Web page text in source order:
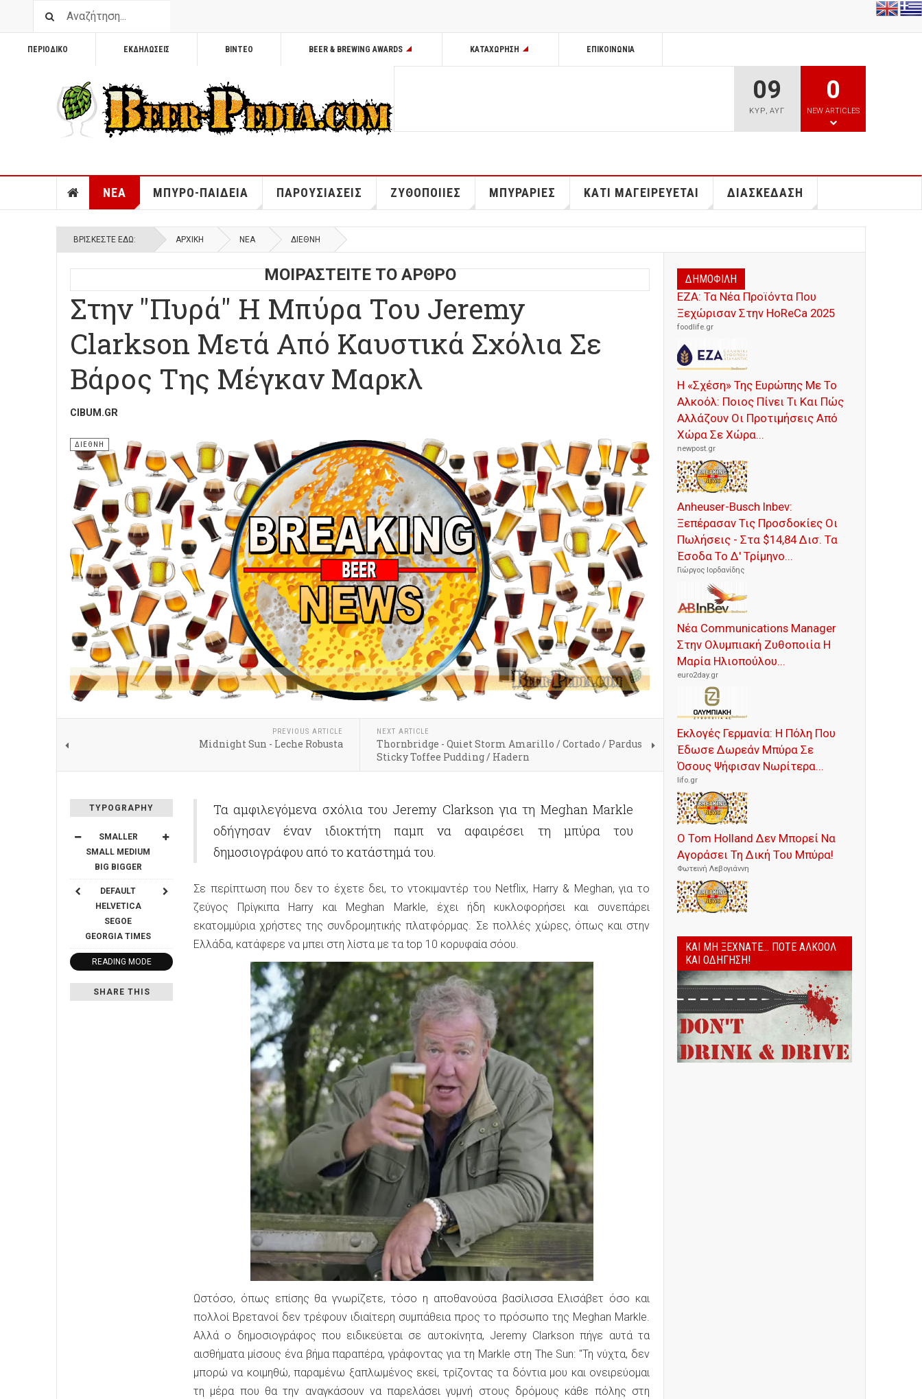
ΠΕΡΙΟΔΙΚΟ ΕΚΔΗΛΩΣΕΙΣ ΒΙΝΤΕΟ BEER & BREWING AWARDS ΚΑΤΑΧΩΡΗΣΗ ΕΠΙΚΟΙΝΩΝΊΑ
09
ΚΥΡ, ΑΥΓ
0
NEW ARTICLES
ΝΕΑ ΜΠΥΡΟ-ΠΑΙΔΕΙΑ ΠΑΡΟΥΣΙΑΣΕΙΣ ΖΥΘΟΠΟΙΙΕΣ ΜΠΥΡΑΡΙΕΣ ΚΑΤΙ ΜΑΓΕΙΡΕΥΕΤΑΙ ΔΙΑΣΚΕΔΑΣΗ
ΒΡΊΣΚΕΣΤΕ ΕΔΏ: ΑΡΧΙΚΉ ΝΕΑ ΔΙΕΘΝΗ
ΜΟΙΡΑΣΤΕΙΤΕ ΤΟ ΑΡΘΡΟ
Στην "Πυρά" Η Μπύρα Του Jeremy
Clarkson Μετά Από Καυστικά Σχόλια Σε
Βάρος Της Μέγκαν Μαρκλ
CIBUM.GR
ΔΙΕΘΝΗ
PREVIOUS ARTICLE
Midnight Sun - Leche Robusta
NEXT ARTICLE
Thornbridge - Quiet Storm Amarillo / Cortado / Pardus
Sticky Toffee Pudding / Hadern
TYPOGRAPHY
SMALLER
SMALL MEDIUM
BIG BIGGER
DEFAULT
HELVETICA
SEGOE
GEORGIA TIMES
READING MODE
SHARE THIS
Τα αμφιλεγόμενα σχόλια του Jeremy Clarkson για τη Meghan Markle
οδήγησαν έναν ιδιοκτήτη παμπ να αφαιρέσει τη μπύρα του
δημοσιογράφου από το κατάστημά του.
Σε περίπτωση που δεν το έχετε δει, το ντοκιμαντέρ του Netflix, Harry & Meghan, για το
ζεύγος Πρίγκιπα Harry και Meghan Markle, έχει ήδη κυκλοφορήσει και συνεπάρει
εκατομμύρια χρήστες της συνδρομητικής πλατφόρμας. Σε πολλές χώρες, όπως και στην
Ελλάδα, κατάφερε να μπει στη λίστα με τα top 10 κορυφαία σόου.
Ωστόσο, όπως επίσης θα γνωρίζετε, τόσο η αποθανούσα βασίλισσα Ελισάβετ όσο και
πολλοί Βρετανοί δεν τρέφουν ιδιαίτερη συμπάθεια προς το πρόσωπο της Meghan Markle.
Αλλά ο δημοσιογράφος που ειδικεύεται σε αυτοκίνητα, Jeremy Clarkson πήγε αυτά τα
αισθήματα μίσους ένα βήμα παραπέρα, γράφοντας για τη Markle στη The Sun: "Τη νύχτα, δεν
μπορώ να κοιμηθώ, παραμένω ξαπλωμένος εκεί, τρίζοντας τα δόντια μου και ονειρεύομαι
τη μέρα που θα την αναγκάσουν να παρελάσει γυμνή στους δρόμους κάθε πόλης στη
ΔΗΜΟΦΙΛΗ
ΕΖΑ: Τα Νέα Προϊόντα Που
Ξεχώρισαν Στην HoReCa 2025
foodlife.gr
Η «Σχέση» Της Ευρώπης Με Το
Αλκοόλ: Ποιος Πίνει Τι Και Πώς
Αλλάζουν Οι Προτιμήσεις Από
Χώρα Σε Χώρα...
newpost.gr
Anheuser-Busch Inbev:
Ξεπέρασαν Τις Προσδοκίες Οι
Πωλήσεις - Στα $14,84 Δισ. Τα
Έσοδα Το Δ' Τρίμηνο...
Γιώργος Ιορδανίδης
Νέα Communications Manager
Στην Ολυμπιακή Ζυθοποιία Η
Μαρία Ηλιοπούλου...
euro2day.gr
Εκλογές Γερμανία: Η Πόλη Που
Έδωσε Δωρεάν Μπύρα Σε
Όσους Ψήφισαν Νωρίτερα...
lifo.gr
Ο Tom Holland Δεν Μπορεί Να
Αγοράσει Τη Δική Του Μπύρα!
Φωτεινή Λεβογιάννη
ΚΑΙ ΜΗ ΞΕΧΝΆΤΕ... ΠΟΤΈ ΑΛΚΟΌΛ
ΚΑΙ ΟΔΉΓΗΣΗ!